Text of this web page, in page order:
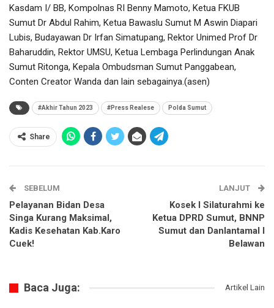
Kasdam I/ BB, Kompolnas RI Benny Mamoto, Ketua FKUB
Sumut Dr Abdul Rahim, Ketua Bawaslu Sumut M Aswin Diapari
Lubis, Budayawan Dr Irfan Simatupang, Rektor Unimed Prof Dr
Baharuddin, Rektor UMSU, Ketua Lembaga Perlindungan Anak
Sumut Ritonga, Kepala Ombudsman Sumut Panggabean,
Conten Creator Wanda dan lain sebagainya.(asen)
#Akhir Tahun 2023 #Press Realese Polda Sumut
Share
SEBELUM
Pelayanan Bidan Desa
Singa Kurang Maksimal,
Kadis Kesehatan Kab.Karo
Cuek!
LANJUT
Kosek I Silaturahmi ke
Ketua DPRD Sumut, BNNP
Sumut dan Danlantamal I
Belawan
Baca Juga: Artikel Lain